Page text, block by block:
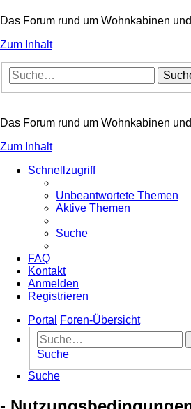
Das Forum rund um Wohnkabinen
Zum Inhalt
Das Forum rund um Wohnkabinen
Zum Inhalt
Schnellzugriff
Unbeantwortete Themen
Aktive Themen
Suche
FAQ
Kontakt
Anmelden
Registrieren
Portal
Foren-Übersicht
Suche
Suche